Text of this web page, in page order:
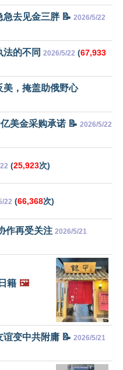
急去见金三胖 📝 2026/5/22
法的不同 2026/5/22 (67,933
美，掩盖助俄野心
美金采购承诺 📝 2026/5/22
(25,923次)
22 (66,368次)
作再受关注 2026/5/21
籍 🖼️
变中共附庸 📝 2026/5/21